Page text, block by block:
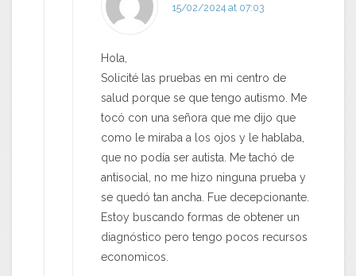
15/02/2024 at 07:03
Hola,
Solicité las pruebas en mi centro de
salud porque se que tengo autismo. Me
tocó con una señora que me dijo que
como le miraba a los ojos y le hablaba,
que no podía ser autista. Me tachó de
antisocial, no me hizo ninguna prueba y
se quedó tan ancha. Fue decepcionante.
Estoy buscando formas de obtener un
diagnóstico pero tengo pocos recursos
economicos.